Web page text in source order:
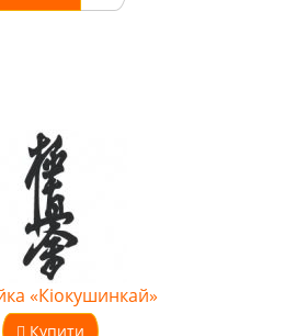
«Кіокушинкай»
Купити